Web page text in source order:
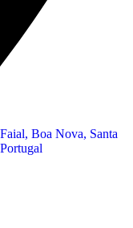
Boa Nova, Santa